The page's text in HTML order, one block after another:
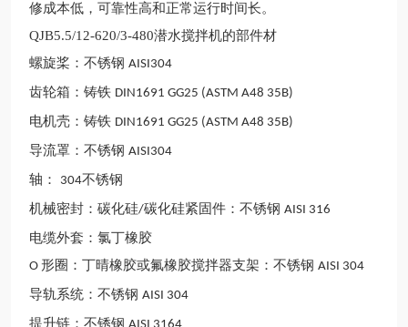
修成本低，可靠性高和正常运行时间长。
QJB5.5/12-620/3-480潜水搅拌机的部件材
螺旋桨：不锈钢 AISI304
齿轮箱：铸铁 DIN1691 GG25 (ASTM A48 35B)
电机壳：铸铁 DIN1691 GG25 (ASTM A48 35B)
导流罩：不锈钢 AISI304
轴： 304不锈钢
机械密封：碳化硅/碳化硅紧固件：不锈钢 AISI 316
电缆外套：氯丁橡胶
O 形圈：丁晴橡胶或氟橡胶搅拌器支架：不锈钢 AISI 304
导轨系统：不锈钢 AISI 304
提升链：不锈钢